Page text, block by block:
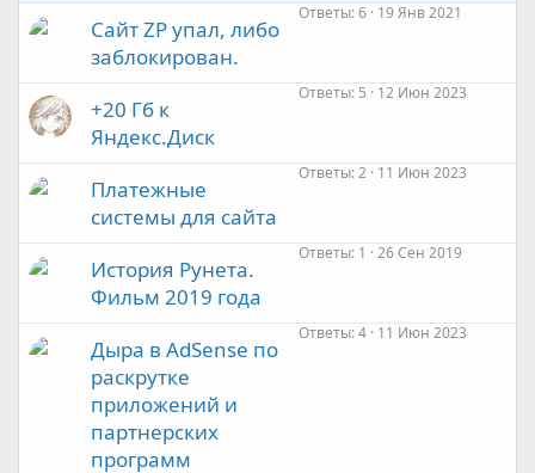
Сайт ZP упал, либо
заблокирован.
Ответы 6 19 Янв 2021
+20 Гб к
Яндекс.Диск
Ответы 5 12 Июн 2023
Платежные
системы для сайта
Ответы 2 11 Июн 2023
История Рунета.
Фильм 2019 года
Ответы 1 26 Сен 2019
Дыра в AdSense по
раскрутке
приложений и
партнерских
программ
Ответы 4 11 Июн 2023